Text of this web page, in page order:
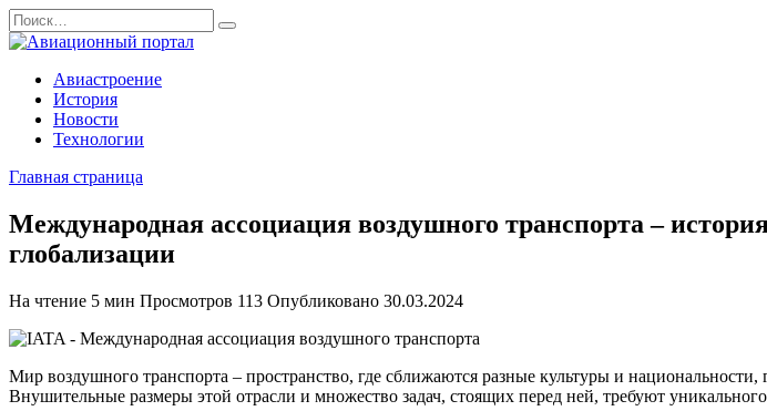
Перейти
к
содержанию
Search
for:
Авиастроение
История
Новости
Технологии
Главная страница
Международная ассоциация воздушного транспорта –
глобализации
На чтение 5 мин Просмотров 113 Опубликовано 30.03.2024
Мир воздушного транспорта – пространство, где сближаются разные культуры и
Внушительные размеры этой отрасли и множество задач, стоящих перед ней, требуют